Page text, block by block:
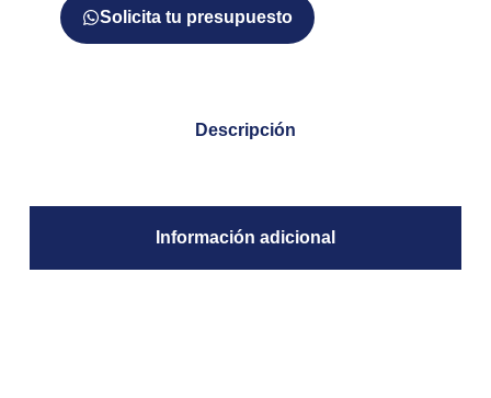
Solicita tu presupuesto
Descripción
Información adicional